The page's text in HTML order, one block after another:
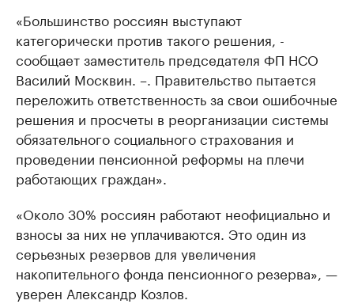
«Большинство россиян выступают
категорически против такого решения, -
сообщает заместитель председателя ФП НСО
Василий Москвин. –. Правительство пытается
переложить ответственность за свои ошибочные
решения и просчеты в реорганизации системы
обязательного социального страхования и
проведении пенсионной реформы на плечи
работающих граждан».
«Около 30% россиян работают неофициально и
взносы за них не уплачиваются. Это один из
серьезных резервов для увеличения
накопительного фонда пенсионного резерва», —
уверен Александр Козлов.